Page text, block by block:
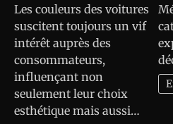
Les couleurs des voitures
suscitent toujours un vif
intérêt auprès des
consommateurs,
influençant non
seulement leur choix
esthétique mais aussi…